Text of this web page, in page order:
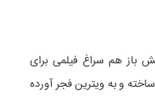
باز هم سراغ فیلمی برای
و به ویترین فجر آورده